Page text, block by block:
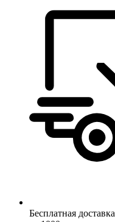
Бесплатная доставка